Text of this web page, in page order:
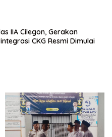
IIA Cilegon, Gerakan
CKG Resmi Dimulai